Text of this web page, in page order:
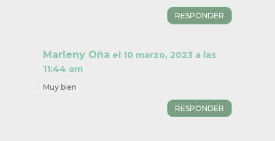
RESPONDER
Marleny Oña el 10 marzo, 2023 a las
11:44 am
Muy bien
RESPONDER